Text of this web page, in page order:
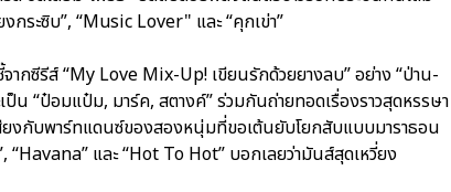
กระซิบ”, “Music Lover" และ “คุกเข่า”
กซีรีส์ “My Love Mix-Up! เขียนรักด้วยยางลบ” อย่าง “ป่าน-
น “ป๋อมแป๋ม, มาร์ค, สตางค์” ร่วมกันถ่ายทอดเรื่องราวสุดหรรษา
งกับพาร์ทแดนซ์ของสองหนุ่มที่ขอเต้นยับโยกสับแบบมาราธอน
และ “Hot To Hot” บอกเลยว่ามันส์สุดเหวี่ยง